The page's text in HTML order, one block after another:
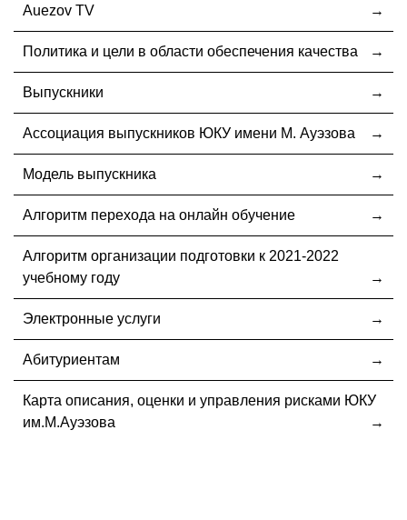
Auezov TV
Политика и цели в области обеспечения качества
Выпускники
Ассоциация выпускников ЮКУ имени М. Ауэзова
Модель выпускника
Алгоритм перехода на онлайн обучение
Алгоритм организации подготовки к 2021-2022
учебному году
Электронные услуги
Абитуриентам
Карта описания, оценки и управления рисками ЮКУ
им.М.Ауэзова